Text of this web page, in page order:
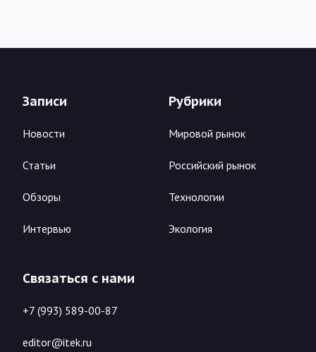
Записи
Новости
Статьи
Обзоры
Интервью
Рубрики
Мировой рынок
Российский рынок
Технологии
Экология
Связаться с нами
+7 (993) 589-00-87
editor@itek.ru